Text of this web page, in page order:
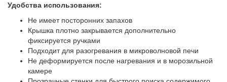
Удобства использования:
Не имеет посторонних запахов
Крышка плотно закрывается дополнительно
фиксируется ручками
Подходит для разогревания в микроволновой печи
Не деформируется после нагревания и в морозильной
камере